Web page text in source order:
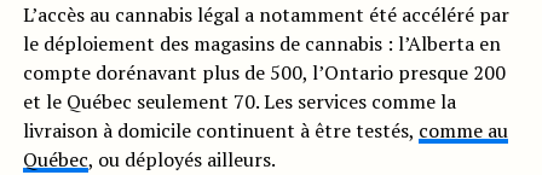
L’accès au cannabis légal a notamment été accéléré par
le déploiement des magasins de cannabis : l’Alberta en
compte dorénavant plus de 500, l’Ontario presque 200
et le Québec seulement 70. Les services comme la
livraison à domicile continuent à être testés, comme au
Québec, ou déployés ailleurs.